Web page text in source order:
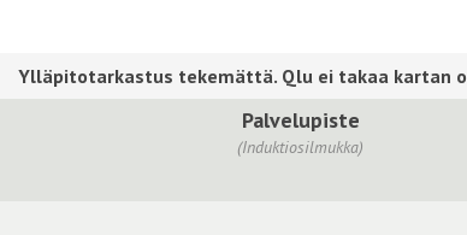
Palvelupiste
(Induktiosilmukka)